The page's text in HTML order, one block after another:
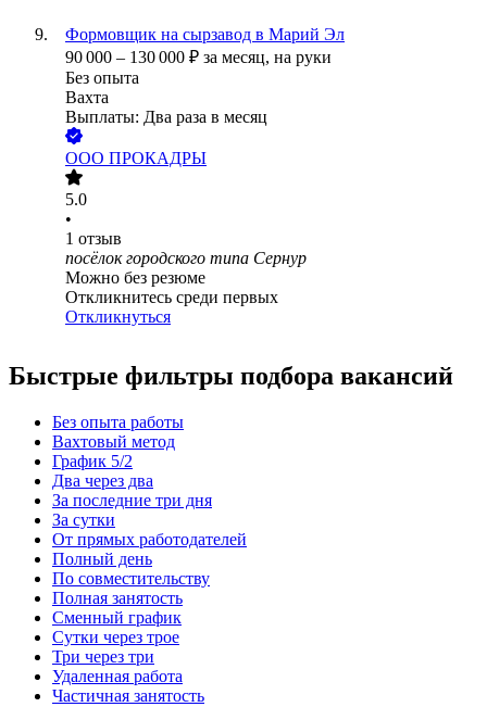
Формовщик на сырзавод в Марий Эл
90 000 – 130 000 ₽ за месяц, на руки
Без опыта
Вахта
Выплаты: Два раза в месяц
ООО ПРОКАДРЫ
5.0
•
1 отзыв
посёлок городского типа Сернур
Можно без резюме
Откликнитесь среди первых
Откликнуться
Быстрые фильтры подбора вакансий
Без опыта работы
Вахтовый метод
График 5/2
Два через два
За последние три дня
За сутки
От прямых работодателей
Полный день
По совместительству
Полная занятость
Сменный график
Сутки через трое
Три через три
Удаленная работа
Частичная занятость